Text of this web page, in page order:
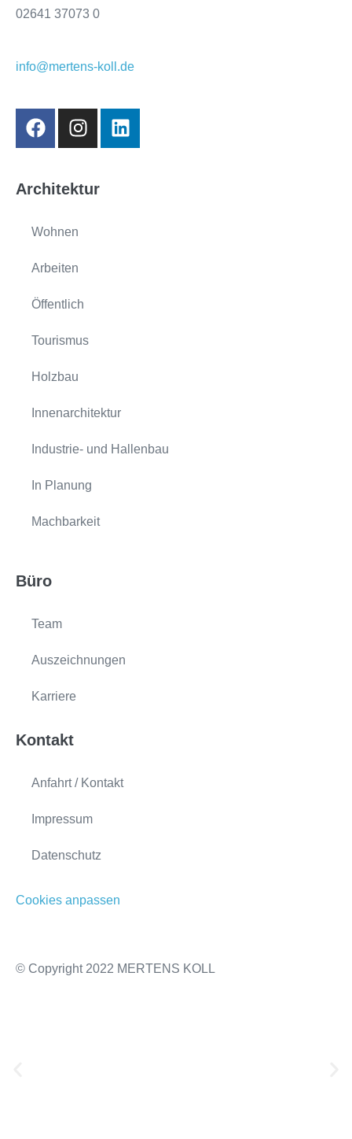
02641 37073 0
info@mertens-koll.de
Architektur
Wohnen
Arbeiten
Öffentlich
Tourismus
Holzbau
Innenarchitektur
Industrie- und Hallenbau
In Planung
Machbarkeit
Büro
Team
Auszeichnungen
Karriere
Kontakt
Anfahrt / Kontakt
Impressum
Datenschutz
Cookies anpassen
© Copyright 2022 MERTENS KOLL